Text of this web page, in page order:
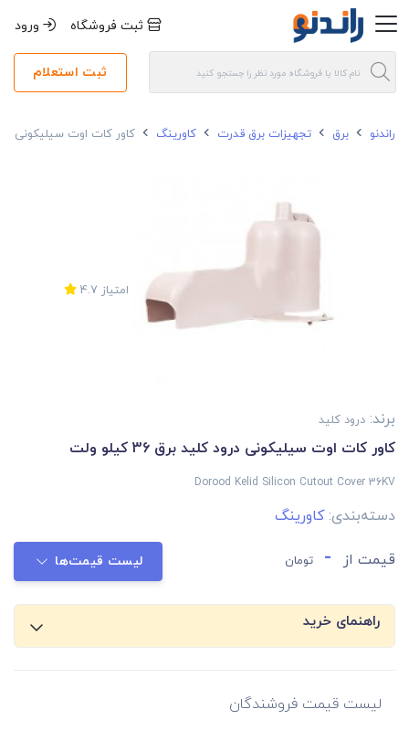
ثبت فروشگاه ورود
ثبت استعلام
راندنو برق تجهیزات برق قدرت کاورینگ کاور کات اوت سیلیکونی درود کلید
امتیاز 4.7
برند: درود کلید
کاور کات اوت سیلیکونی درود کلید برق 36 کیلو ولت
Dorood Kelid Silicon Cutout Cover 36KV
دسته‌بندی:کاورینگ
قیمت از - تومان لیست قیمت‌ها
راهنمای خرید
لیست قیمت فروشندگان